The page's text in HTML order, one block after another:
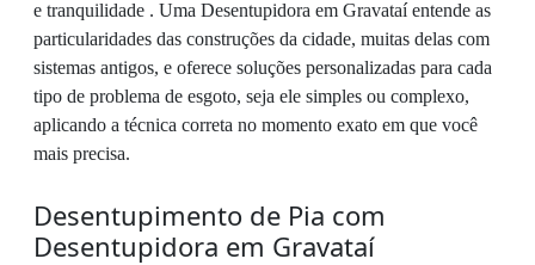
e tranquilidade . Uma Desentupidora em Gravataí entende as
particularidades das construções da cidade, muitas delas com
sistemas antigos, e oferece soluções personalizadas para cada
tipo de problema de esgoto, seja ele simples ou complexo,
aplicando a técnica correta no momento exato em que você
mais precisa.
Desentupimento de Pia com
Desentupidora em Gravataí